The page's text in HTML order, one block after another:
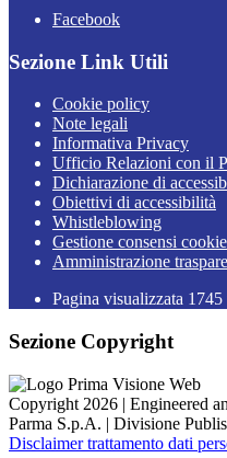
Facebook
Sezione Link Utili
Cookie policy
Note legali
Informativa Privacy
Ufficio Relazioni con il
Dichiarazione di
Obiettivi di accessibilità
Whistleblowing
Gestione consensi cookie
Amministrazione
Pagina visualizzata 1745
Sezione Copyright
Copyright 2026 | Engineered
Parma S.p.A. | Divisione
Disclaimer trattamento dati